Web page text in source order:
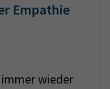
Empathie
wieder